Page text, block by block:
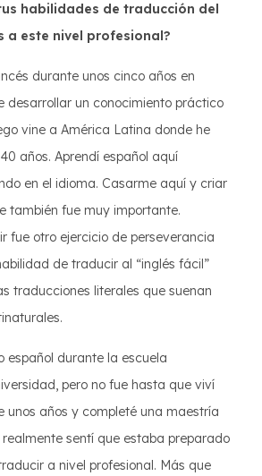
habilidades de traducción del
a este nivel profesional?
durante unos cinco años en
desarrollar un conocimiento práctico
vine a América Latina donde he
años. Aprendí español aquí
en el idioma. Casarme aquí y criar
también fue muy importante.
fue otro ejercicio de perseverancia
de traducir al “inglés fácil”
traducciones literales que suenan
español durante la escuela
pero no fue hasta que viví
unos años y completé una maestría
sentí que estaba preparado
a nivel profesional. Más que